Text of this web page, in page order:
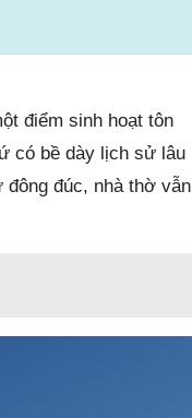
điểm sinh hoạt tôn
có bề dày lịch sử lâu
đúc, nhà thờ vẫn